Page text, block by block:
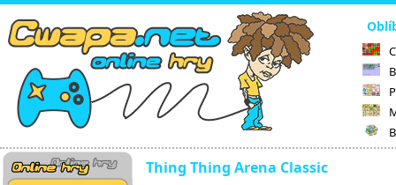
Thing Thing Arena Classic